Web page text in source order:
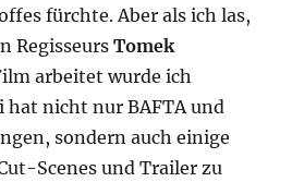
fürchte. Aber als ich las,
RegisseursTomek
arbeitet wurde ich
nicht nur BAFTA und
sondern auch einige
Scenes und Trailer zu